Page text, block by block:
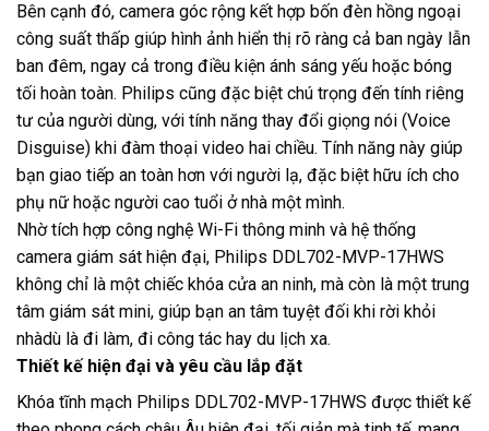
Bên cạnh đó, camera góc rộng kết hợp bốn đèn hồng ngoại
công suất thấp giúp hình ảnh hiển thị rõ ràng cả ban ngày lẫn
ban đêm, ngay cả trong điều kiện ánh sáng yếu hoặc bóng
tối hoàn toàn. Philips cũng đặc biệt chú trọng đến tính riêng
tư của người dùng, với tính năng thay đổi giọng nói (Voice
Disguise) khi đàm thoại video hai chiều. Tính năng này giúp
bạn giao tiếp an toàn hơn với người lạ, đặc biệt hữu ích cho
phụ nữ hoặc người cao tuổi ở nhà một mình.
Nhờ tích hợp công nghệ Wi-Fi thông minh và hệ thống
camera giám sát hiện đại, Philips DDL702-MVP-17HWS
không chỉ là một chiếc khóa cửa an ninh, mà còn là một trung
tâm giám sát mini, giúp bạn an tâm tuyệt đối khi rời khỏi
nhàdù là đi làm, đi công tác hay du lịch xa.
Thiết kế hiện đại và yêu cầu lắp đặt
Khóa tĩnh mạch Philips DDL702-MVP-17HWS được thiết kế